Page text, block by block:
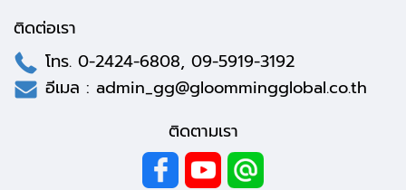
ติดต่อเรา
โทร. 0-2424-6808, 09-5919-3192
อีเมล : admin_gg@gloommingglobal.co.th
ติดตามเรา